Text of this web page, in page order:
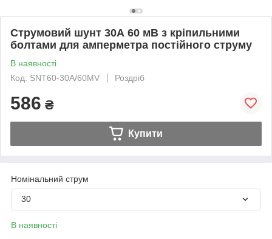
Струмовий шунт 30А 60 мВ з кріпильними
болтами для амперметра постійного струму
В наявності
Код: SNT60-30A/60MV
Роздріб
586 ₴
Купити
Номінальний струм
30
В наявності